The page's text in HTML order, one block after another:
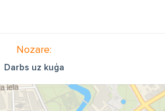
Nozare:
Darbs uz kuģa